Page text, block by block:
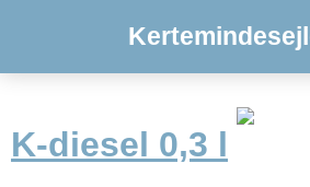
K-diesel 0,3 l